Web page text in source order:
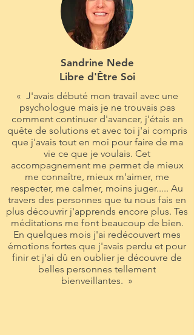
Sandrine Nede
Libre d'Être Soi
« J'avais débuté mon travail avec une
psychologue mais je ne trouvais pas
comment continuer d'avancer, j'étais en
quête de solutions et avec toi j'ai compris
que j'avais tout en moi pour faire de ma
vie ce que je voulais. Cet
accompagnement me permet de mieux
me connaître, mieux m'aimer, me
respecter, me calmer, moins juger..... Au
travers des personnes que tu nous fais en
plus découvrir j'apprends encore plus. Tes
méditations me font beaucoup de bien.
En quelques mois j'ai redécouvert mes
émotions fortes que j'avais perdu et pour
finir et j'ai dû en oublier je découvre de
belles personnes tellement
bienveillantes. »